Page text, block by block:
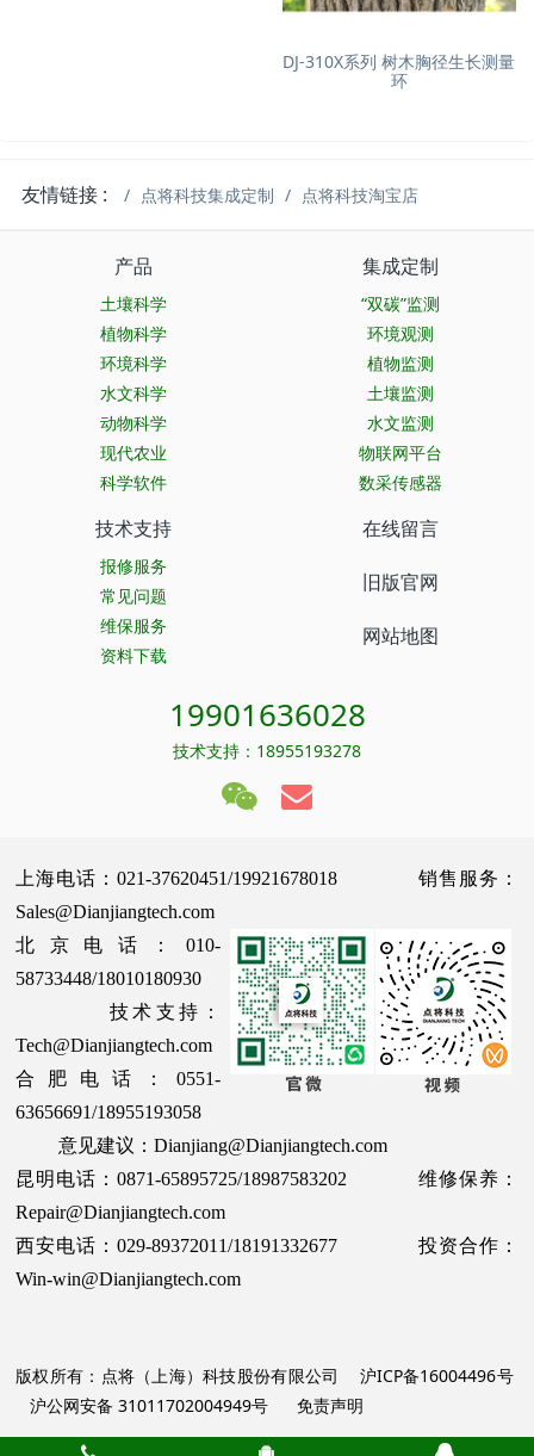
DJ-310X系列 树木胸径生长测量
环
友情链接 : 点将科技集成定制 点将科技淘宝店
产品
土壤科学
植物科学
环境科学
水文科学
动物科学
现代农业
科学软件
集成定制
“双碳”监测
环境观测
植物监测
土壤监测
水文监测
物联网平台
数采传感器
技术支持
报修服务
常见问题
维保服务
资料下载
在线留言
旧版官网
网站地图
19901636028
技术支持：18955193278
上海电话：021-37620451/19921678018 销售服务：
Sales@Dianjiangtech.com
北京电话：010-
58733448/18010180930
技术支持：
Tech@Dianjiangtech.com
合肥电话：0551-
63656691/18955193058
意见建议：Dianjiang@Dianjiangtech.com
昆明电话：0871-65895725/18987583202 维修保养：
Repair@Dianjiangtech.com
西安电话：029-89372011/18191332677 投资合作：
Win-win@Dianjiangtech.com
版权所有：点将（上海）科技股份有限公司 沪ICP备16004496号
沪公网安备 31011702004949号
免责声明